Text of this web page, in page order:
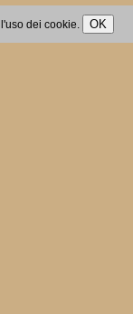
dei cookie.